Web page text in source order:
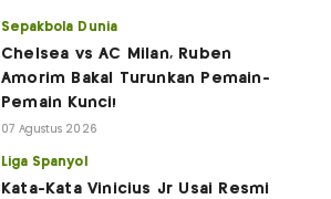
Sepakbola Dunia
Chelsea vs AC Milan, Ruben
Amorim Bakal Turunkan Pemain-
Pemain Kunci!
07 Agustus 2026
Liga Spanyol
Kata-Kata Vinicius Jr Usai Resmi